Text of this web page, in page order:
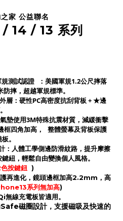
家 公益聯名
14 / 13 系列
測試認證
：美國軍規1.2公尺摔落
摔，超越軍規標準。
層：硬性PC高密度抗刮背板 + ★邊
墊使用3M特殊抗震材質，減緩衝擊
框四角加高，
整體螢幕及背板保護
。
：人體工學側邊防滑紋路，提升摩擦
紐，輕鬆自由變換個人風格。
按鍵鈕 )
護再進化，鏡頭邊框加高2.2mm，高
系列無加高)
無線充電板皆適用。
磁圈設計，支援磁吸及快速的